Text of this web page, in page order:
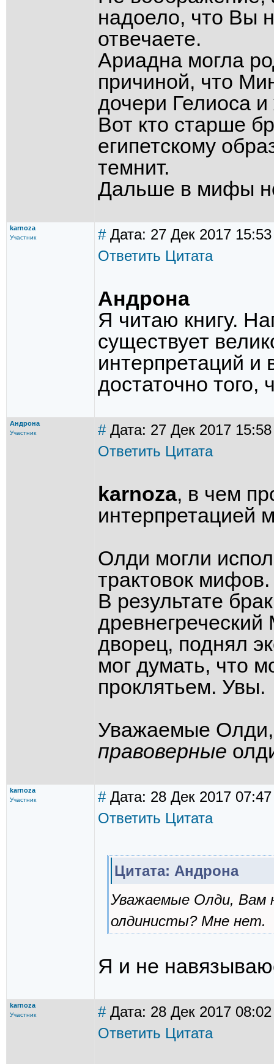
надоело, что Вы
отвечаете.
Ариадна могла
причиной, что
дочери Гелиоса
Вот кто старше
египетскому
темнит.
Дальше в мифы
karnoza
Участник #Дата: 27 Дек 2017 15:53
Ответить Цитата
Андрона
Я читаю книгу.
существует
интерпретаций и
достаточно того,
Андрона
Участник #Дата: 27 Дек 2017
Ответить Цитата
karnoza, в чем
интерпретацией
Олди могли
трактовок мифов.
В результате
дворец, поднял
мог думать, что
проклятьем. Увы.
Уважаемые Олди,
правоверные
karnoza
Участник #Дата: 28 Дек 2017 07:47
Ответить Цитата
Цитата: Андрона
Уважаемые Олди, Вам
олдинисты? Мне нет.
Я и не
karnoza
Участник #Дата: 28 Дек 2017
Ответить Цитата